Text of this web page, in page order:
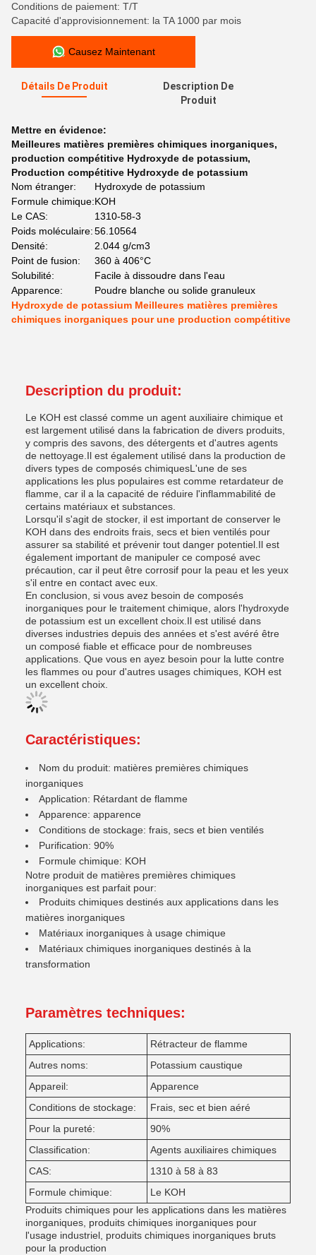
Conditions de paiement: T/T
Capacité d'approvisionnement: la TA 1000 par mois
Causez Maintenant
Détails De Produit
Description De
Produit
Mettre en évidence:
Meilleures matières premières chimiques inorganiques,
production compétitive Hydroxyde de potassium,
Production compétitive Hydroxyde de potassium
Nom étranger:
Hydroxyde de potassium
Formule chimique:KOH
Le CAS:
1310-58-3
Poids moléculaire:56.10564
Densité:
2.044 g/cm3
Point de fusion:
360 à 406°C
Solubilité:
Facile à dissoudre dans l'eau
Apparence:
Poudre blanche ou solide granuleux
Hydroxyde de potassium Meilleures matières premières
chimiques inorganiques pour une production compétitive
Description du produit:
Le KOH est classé comme un agent auxiliaire chimique et
est largement utilisé dans la fabrication de divers produits,
y compris des savons, des détergents et d'autres agents
de nettoyage.Il est également utilisé dans la production de
divers types de composés chimiquesL'une de ses
applications les plus populaires est comme retardateur de
flamme, car il a la capacité de réduire l'inflammabilité de
certains matériaux et substances.
Lorsqu'il s'agit de stocker, il est important de conserver le
KOH dans des endroits frais, secs et bien ventilés pour
assurer sa stabilité et prévenir tout danger potentiel.Il est
également important de manipuler ce composé avec
précaution, car il peut être corrosif pour la peau et les yeux
s'il entre en contact avec eux.
En conclusion, si vous avez besoin de composés
inorganiques pour le traitement chimique, alors l'hydroxyde
de potassium est un excellent choix.Il est utilisé dans
diverses industries depuis des années et s'est avéré être
un composé fiable et efficace pour de nombreuses
applications. Que vous en ayez besoin pour la lutte contre
les flammes ou pour d'autres usages chimiques, KOH est
un excellent choix.
Caractéristiques:
Nom du produit: matières premières chimiques
inorganiques
Application: Rétardant de flamme
Apparence: apparence
Conditions de stockage: frais, secs et bien ventilés
Purification: 90%
Formule chimique: KOH
Notre produit de matières premières chimiques
inorganiques est parfait pour:
Produits chimiques destinés aux applications dans les
matières inorganiques
Matériaux inorganiques à usage chimique
Matériaux chimiques inorganiques destinés à la
transformation
Paramètres techniques:
Applications:
Rétracteur de flamme
Autres noms:
Potassium caustique
Appareil:
Apparence
Conditions de stockage:
Frais, sec et bien aéré
Pour la pureté:
90%
Classification:
Agents auxiliaires chimiques
CAS:
1310 à 58 à 83
Formule chimique:
Le KOH
Produits chimiques pour les applications dans les matières
inorganiques, produits chimiques inorganiques pour
l'usage industriel, produits chimiques inorganiques bruts
pour la production